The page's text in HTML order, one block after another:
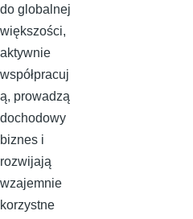
do globalnej
większości,
aktywnie
współpracuj
ą, prowadzą
dochodowy
biznes i
rozwijają
wzajemnie
korzystne